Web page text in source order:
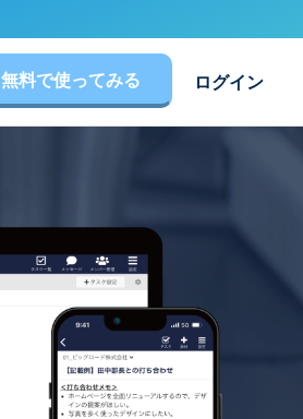
無料で使ってみる ログイン